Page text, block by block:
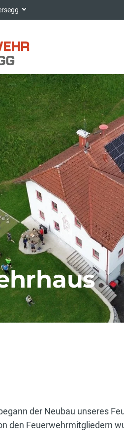
der Neubau unseres
den Feuerwehrmitgliedern